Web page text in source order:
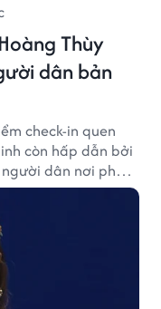
Thùy
dân bản
check-in quen
còn hấp dẫn bởi
dân nơi phố